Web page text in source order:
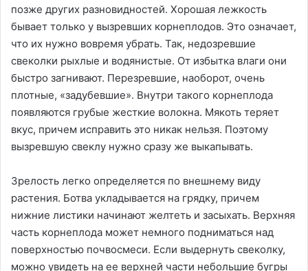
позже других разновидностей. Хорошая лежкость
бывает только у вызревших корнеплодов. Это означает,
что их нужно вовремя убрать. Так, недозревшие
свеколки рыхлые и водянистые. От избытка влаги они
быстро загнивают. Перезревшие, наоборот, очень
плотные, «задубевшие». Внутри такого корнеплода
появляются грубые жесткие волокна. Мякоть теряет
вкус, причем исправить это никак нельзя. Поэтому
вызревшую свеклу нужно сразу же выкапывать.
Зрелость легко определяется по внешнему виду
растения. Ботва укладывается на грядку, причем
нижние листики начинают желтеть и засыхать. Верхняя
часть корнеплода может немного подниматься над
поверхностью почвосмеси. Если выдернуть свеколку,
можно увидеть на ее верхней части небольшие бугры